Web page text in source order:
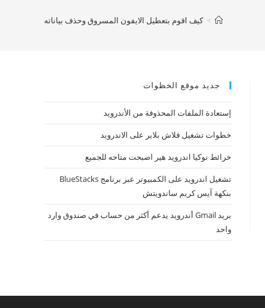
> كيف اقوم بتعطيل الايفون المسروق وحذف بياناته
جديد موقع الخظوات
إستعادة الملفات المحذوفة من الأندرويد
خطوات تشغيل فلاش بلاير على الاندرويد
خرائط نوكيا اندرويد هير اصبحت متاحه للجميع
تشغيل اندرويد على الكمبيوتر عبر برنامج BlueStacks
بنكهة آيس كريم ساندويتش
بريد Gmail أندرويد يدعم أكثر من حساب في صندوق وارد
واحد